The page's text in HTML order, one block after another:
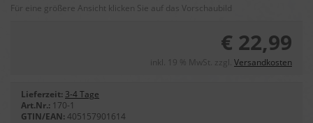
Für eine größere Ansicht klicken Sie auf das Vorschaubild
€ 22,99
inkl. 19 % MwSt. zzgl. Versandkosten
Lieferzeit: 3-4 Tage
Art.Nr.: 170-1
GTIN/EAN: 405157901614